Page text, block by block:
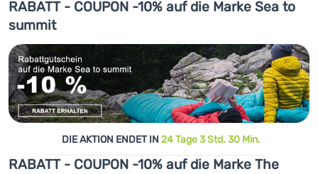
RABATT - COUPON -10% auf die Marke Sea to
summit
DIE AKTION ENDET IN 24 Tage 3 Std. 30 Min.
RABATT - COUPON -10% auf die Marke The